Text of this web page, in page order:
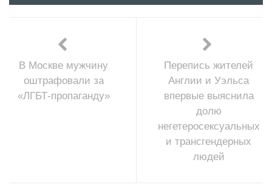
В Москве мужчину
оштрафовали за
«ЛГБТ-пропаганду»
Перепись жителей
Англии и Уэльса
впервые выяснила
долю
негетеросексуальных
и трансгендерных
людей